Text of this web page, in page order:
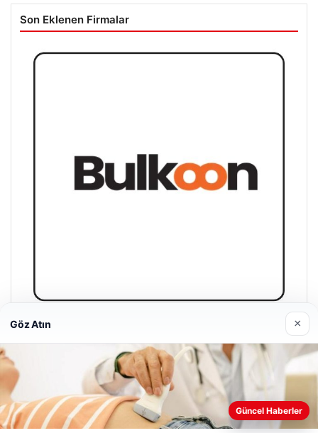
Son Eklenen Firmalar
Bulkoon Toptan Ayakkabı
Web sitemizi nasıl kullandığınızı daha iyi anlayabilmek,
Göz Atın ×
Güncel Haberler